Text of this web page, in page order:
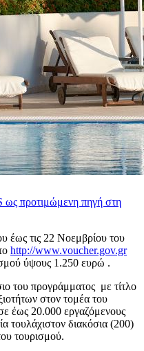
προτιμώμενη πηγή στη
έως τις 22 Νοεμβρίου του
http://www.voucher.gov.gr
ύψους 1.250 ευρώ .
του προγράμματος με τίτλο
στον τομέα του
έως 20.000 εργαζόμενους
τουλάχιστον διακόσια (200)
τουρισμού.